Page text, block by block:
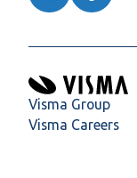
Visma Group
Visma Careers